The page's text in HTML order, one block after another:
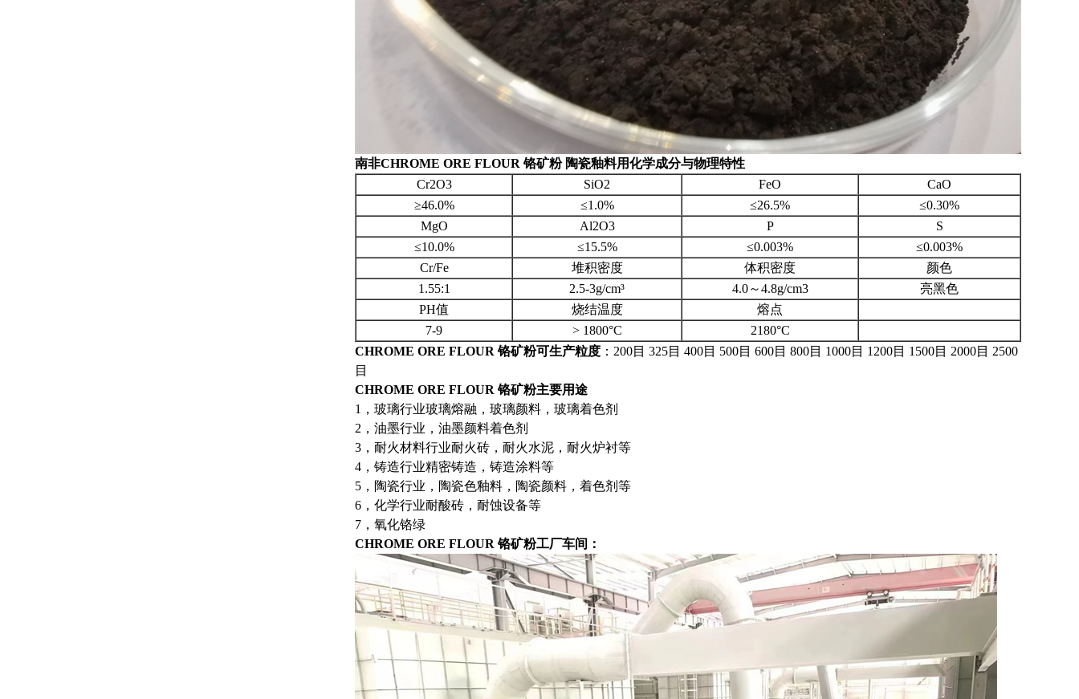
南非CHROME ORE FLOUR 铬矿粉 陶瓷釉料用化学成分与物理特性
Cr2O3
SiO2 FeO
CaO
≥46.0%
≤1.0% ≤26.5%
≤0.30%
MgO
Al2O3 P
S
≤10.0%
≤15.5% ≤0.003%
≤0.003%
Cr/Fe
堆积密度 体积密度
颜色
1.55:1
2.5-3g/cm³ 4.0～4.8g/cm3
亮黑色
PH值
烧结温度
熔点
7-9
> 1800°C
2180°C
CHROME ORE FLOUR 铬矿粉可生产粒度 ：200目 325目 400目 500目 600目 800目 1000目 1200目 1500目 2000目 2500
目
CHROME ORE FLOUR 铬矿粉主要用途
1，玻璃行业玻璃熔融，玻璃颜料，玻璃着色剂
2，油墨行业，油墨颜料着色剂
3，耐火材料行业耐火砖，耐火水泥，耐火炉衬等
4，铸造行业精密铸造，铸造涂料等
5，陶瓷行业，陶瓷色釉料，陶瓷颜料，着色剂等
6，化学行业耐酸砖，耐蚀设备等
7，氧化铬绿
CHROME ORE FLOUR 铬矿粉工厂车间：